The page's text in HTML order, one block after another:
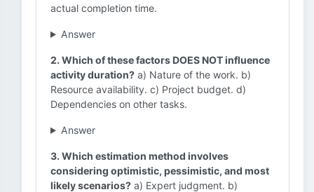
actual completion time.
Answer
2. Which of these factors DOES NOT influence
activity duration? a) Nature of the work. b)
Resource availability. c) Project budget. d)
Dependencies on other tasks.
Answer
3. Which estimation method involves
considering optimistic, pessimistic, and most
likely scenarios? a) Expert judgment. b)